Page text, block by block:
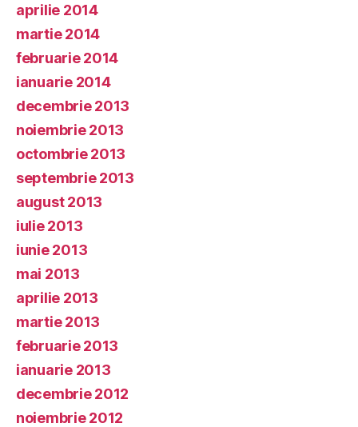
aprilie 2014
martie 2014
februarie 2014
ianuarie 2014
decembrie 2013
noiembrie 2013
octombrie 2013
septembrie 2013
august 2013
iulie 2013
iunie 2013
mai 2013
aprilie 2013
martie 2013
februarie 2013
ianuarie 2013
decembrie 2012
noiembrie 2012